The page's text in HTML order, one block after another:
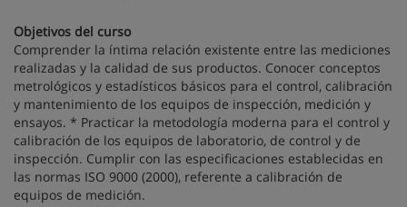
Objetivos del curso
Comprender la íntima relación existente entre las mediciones
realizadas y la calidad de sus productos. Conocer conceptos
metrológicos y estadísticos básicos para el control, calibración
y mantenimiento de los equipos de inspección, medición y
ensayos. * Practicar la metodología moderna para el control y
calibración de los equipos de laboratorio, de control y de
inspección. Cumplir con las especificaciones establecidas en
las normas ISO 9000 (2000), referente a calibración de
equipos de medición.